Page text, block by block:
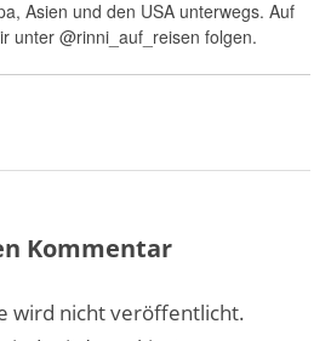
Asien und den USA unterwegs. Auf
unter @rinni_auf_reisen folgen.
Kommentar
wird nicht veröffentlicht.